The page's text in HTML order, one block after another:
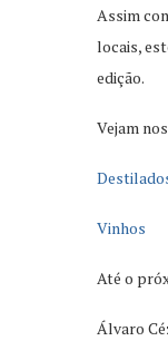
Assim
locais,
edição.
Vejam
Vinhos
Até o
Álvaro